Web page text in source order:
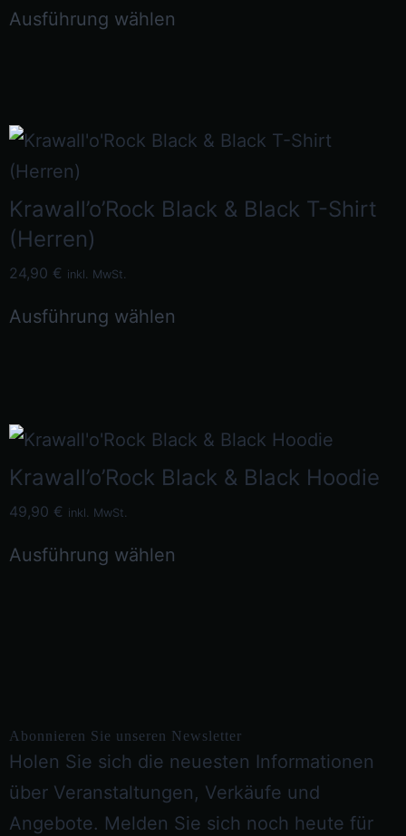
Ausführung wählen
Krawall’o’Rock Black & Black T-Shirt
(Herren)
24,90 € inkl. MwSt.
Ausführung wählen
Krawall’o’Rock Black & Black Hoodie
49,90 € inkl. MwSt.
Ausführung wählen
Abonnieren Sie unseren Newsletter
Holen Sie sich die neuesten Informationen
über Veranstaltungen, Verkäufe und
Angebote. Melden Sie sich noch heute für